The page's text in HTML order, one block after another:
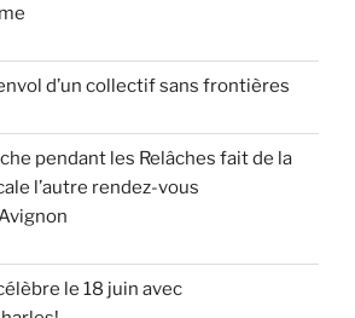
d’un collectif sans frontières
pendant les Relâches fait de la
l’autre rendez-vous
le 18 juin avec